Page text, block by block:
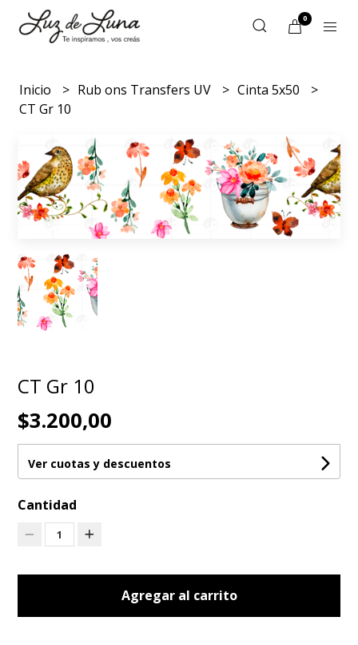
0
Inicio Rub ons Transfers UV
Cinta 5x50
CT Gr 10
CT Gr 10
$3.200,00
Ver cuotas y descuentos
Cantidad
1
Agregar al carrito